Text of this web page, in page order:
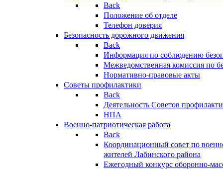
Back
Положение об отделе
Телефон доверия
Безопасность дорожного движения
Back
Информация по соблюдению
Межведомственная комиссия по
Нормативно-правовые акты
Советы профилактики
Back
Деятельность Советов
НПА
Военно-патриотическая работа
Back
Координационный совет по
жителей Лабинского района
Ежегодный конкурс оборонно-